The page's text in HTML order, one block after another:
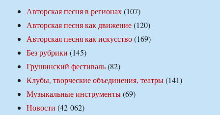
Авторская песня в регионах(107)
Авторская песня как движение(120)
Авторская песня как искусство(169)
Без рубрики (145)
Грушинский фестиваль(82)
Клубы, творческие объединения, театры(141)
Музыкальные инструменты(69)
Новости (42 062)